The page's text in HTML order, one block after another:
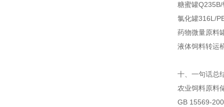
糖蜜罐Q235B/
氯化罐316L/
药物微量原料
液体饲料转运
十、一句话总
农业饲料原料
GB 15569-